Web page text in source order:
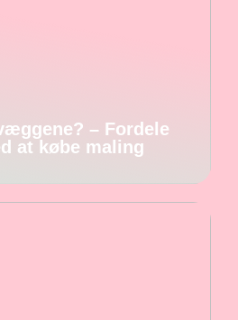
– Fordele
at købe maling